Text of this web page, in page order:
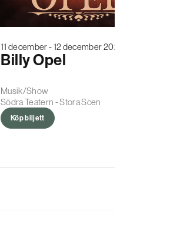
11 december - 12 december 2026
Billy Opel
Musik/Show
Södra Teatern - Stora Scen
Köp biljett